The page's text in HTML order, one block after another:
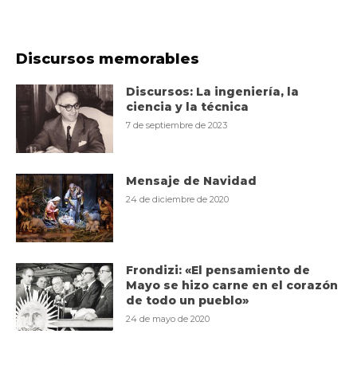
Discursos memorables
Discursos: La ingeniería, la
ciencia y la técnica
7 de septiembre de 2023
Mensaje de Navidad
24 de diciembre de 2020
Frondizi: «El pensamiento de
Mayo se hizo carne en el corazón
de todo un pueblo»
24 de mayo de 2020